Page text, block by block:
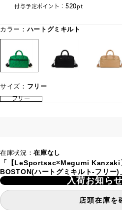
付与予定ポイント： 520pt
カラー： ハートグミキルト
サイズ： フリー
フリー
在庫状況：在庫なし
「【LeSportsac×Megumi Kanzaki
BOSTON(ハートグミキルト-フリー)
入荷お知ら
店頭在庫を